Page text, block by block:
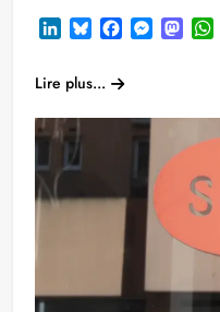
LinkedInBlueskyFacebook
Lire plus...